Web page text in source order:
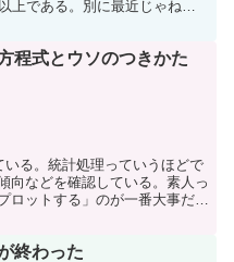
上である。別に最近じゃねぇ
程式とウソのつきかた
る。統計処理っていうほどで
向などを確認している。素人っ
ロットする」のが一番大事だな
終わった